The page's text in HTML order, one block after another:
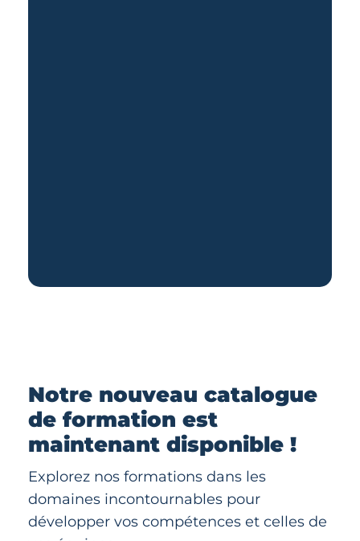
Notre nouveau catalogue
de formation est
maintenant disponible !
Explorez nos formations dans les
domaines incontournables pour
développer vos compétences et celles de